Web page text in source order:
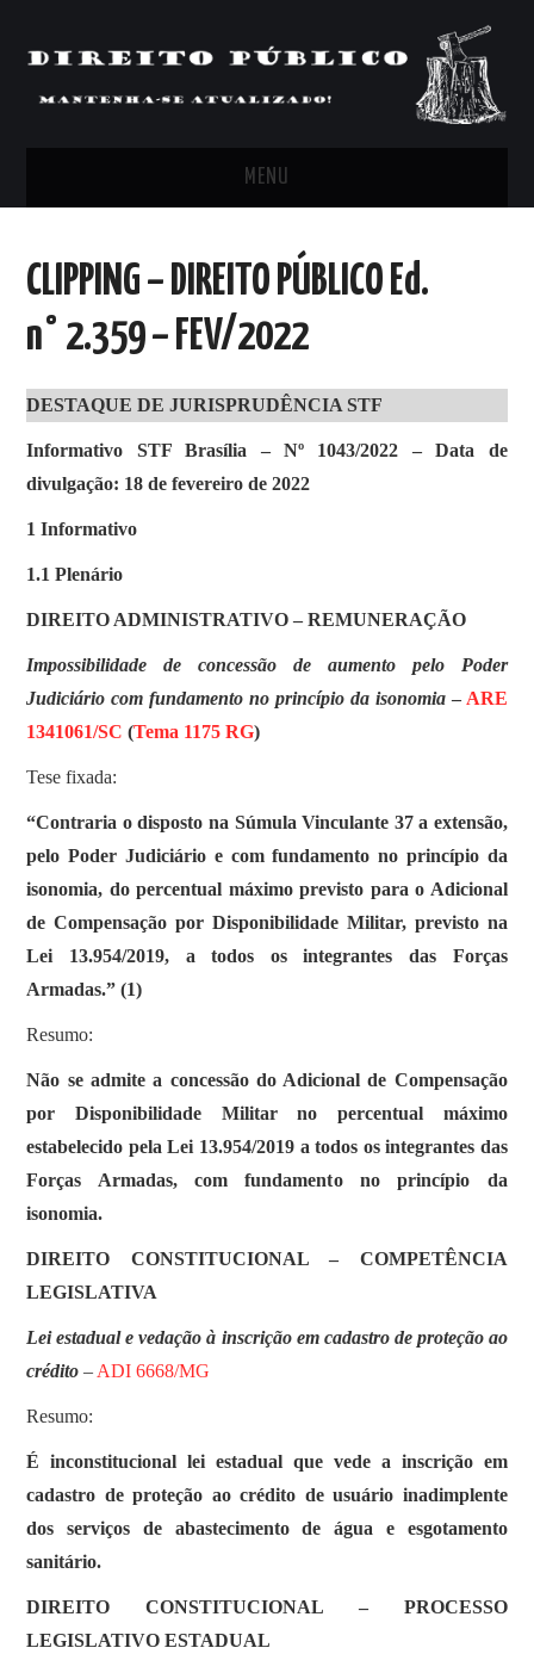
MENU
ARTIGOS, COMENTÁRIOS E PONTOS
DE VISTA
CLIPPING’S
CONTATO
SOBRE
CLIPPING – DIREITO PÚBLICO Ed.
n° 2.359 – FEV/2022
DESTAQUE DE JURISPRUDÊNCIA STF
Informativo STF Brasília – Nº 1043/2022 – Data de
divulgação: 18 de fevereiro de 2022
1 Informativo
1.1 Plenário
DIREITO ADMINISTRATIVO – REMUNERAÇÃO
Impossibilidade de concessão de aumento pelo Poder
Judiciário com fundamento no princípio da isonomia– ARE
1341061/SC (Tema 1175 RG)
Tese fixada:
“Contraria o disposto na Súmula Vinculante 37 a extensão,
pelo Poder Judiciário e com fundamento no princípio da
isonomia, do percentual máximo previsto para o Adicional
de Compensação por Disponibilidade Militar, previsto na
Lei 13.954/2019, a todos os integrantes das Forças
Armadas.” (1)
Resumo:
Não se admite a concessão do Adicional de Compensação
por Disponibilidade Militar no percentual máximo
estabelecido pela Lei 13.954/2019 a todos os integrantes das
Forças Armadas, com fundamento no princípio da
isonomia.
DIREITO CONSTITUCIONAL – COMPETÊNCIA
LEGISLATIVA
Lei estadual e vedação à inscrição em cadastro de proteção ao
crédito– ADI 6668/MG
Resumo:
É inconstitucional lei estadual que vede a inscrição em
cadastro de proteção ao crédito de usuário inadimplente
dos serviços de abastecimento de água e esgotamento
sanitário.
DIREITO CONSTITUCIONAL – PROCESSO
LEGISLATIVO ESTADUAL